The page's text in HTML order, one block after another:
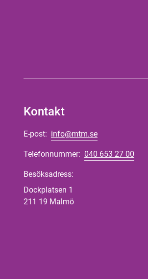
Kontakt
E-post: info@mtm.se
Telefonnummer: 040 653 27 00
Besöksadress:
Dockplatsen 1
211 19 Malmö